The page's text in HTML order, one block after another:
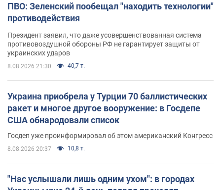
ПВО: Зеленский пообещал "находить технологии"
противодействия
Президент заявил, что даже усовершенствованная система
противовоздушной обороны РФ не гарантирует защиты от
украинских ударов
8.08.2026 21:30 40,7 т.
Украина приобрела у Турции 70 баллистических
ракет и многое другое вооружение: в Госдепе
США обнародовали список
Госдеп уже проинформировал об этом американский Конгресс
8.08.2026 20:37 10,8 т.
"Нас услышали лишь одним ухом": в городах